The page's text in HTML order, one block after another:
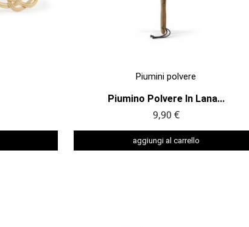
Piumini polvere
Piumino Polvere In Lana...
9,90 €
aggiungi al carrello
ANTEPRIMA